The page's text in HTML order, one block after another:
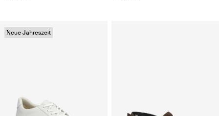
Neue Jahreszeit